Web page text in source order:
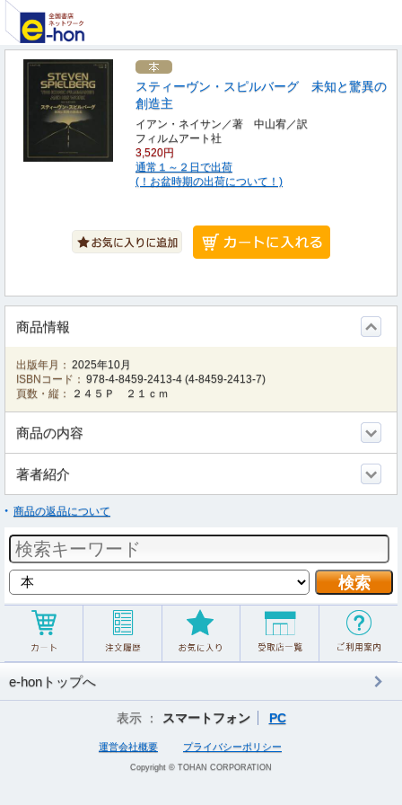
スティーヴン・スピルバーグ 未知と驚異の
創造主
イアン・ネイサン／著 中山宥／訳
フィルムアート社
3,520円
通常１～２日で出荷
(！お盆時期の出荷について！)
商品情報
出版年月： 2025年10月
ISBNコード： 978-4-8459-2413-4 (4-8459-2413-7)
頁数・縦：
２４５Ｐ ２１ｃｍ
商品の内容
著者紹介
商品の返品について
e-honトップへ
表示 ： スマートフォン PC
運営会社概要 プライバシーポリシー
Copyright © TOHAN CORPORATION